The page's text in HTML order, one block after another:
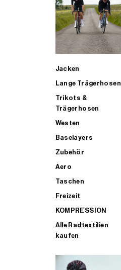
Jacken
Lange Trägerhosen
Trikots &
Trägerhosen
Westen
Baselayers
Zubehör
Aero
Taschen
Freizeit
KOMPRESSION
Alle Radtextilien
kaufen
ALLE TRIATHLONARTIKEL